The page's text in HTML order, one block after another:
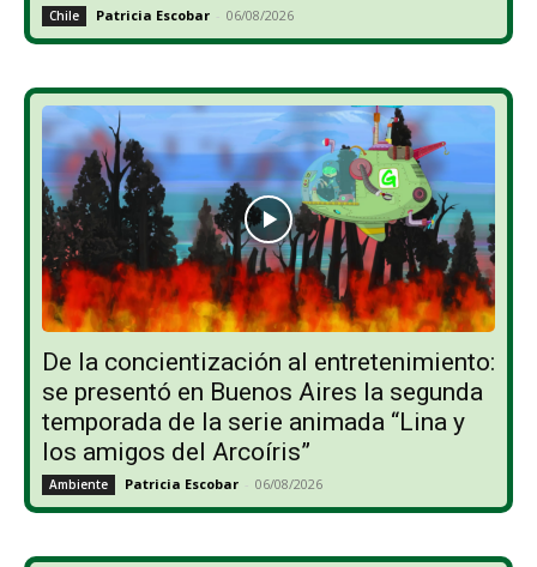
Chile Patricia Escobar - 06/08/2026
De la concientización al entretenimiento:
se presentó en Buenos Aires la segunda
temporada de la serie animada “Lina y
los amigos del Arcoíris”
Ambiente Patricia Escobar - 06/08/2026